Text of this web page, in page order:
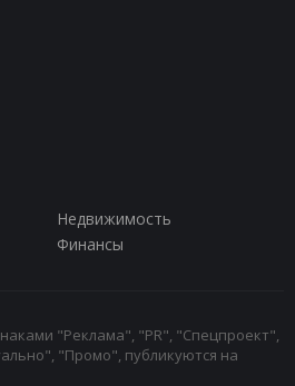
Недвижимость
Финансы
"Реклама", "PR", "Спецпроект",
"Промо", публикуются на